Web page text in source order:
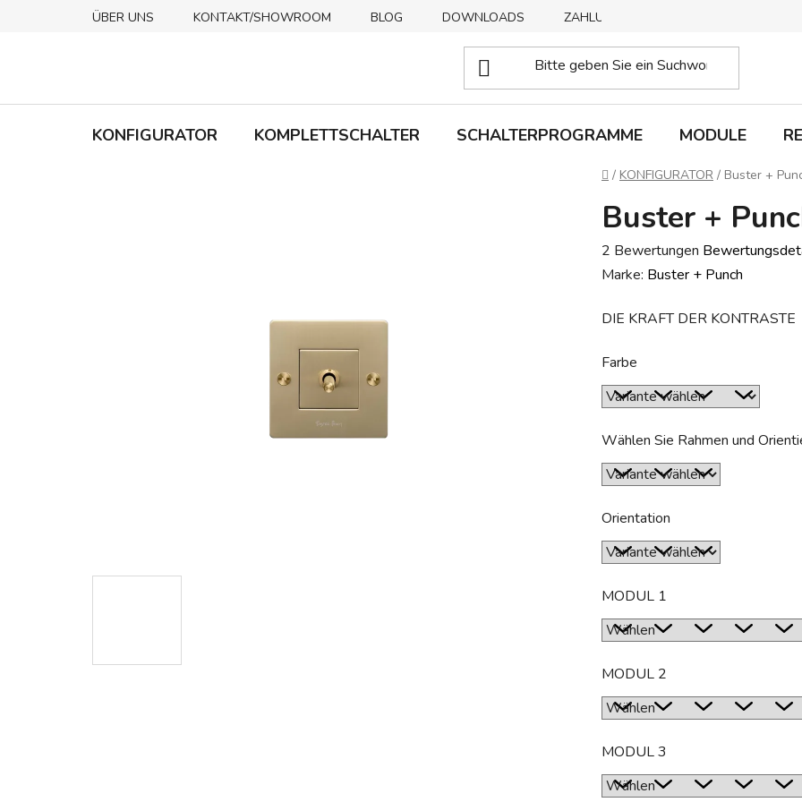
ÜBER UNS KONTAKT/SHOWROOM BLOG DOWNLOADS ZAHLUNGSMETHODEN
KONFIGURATOR KOMPLETTSCHALTER SCHALTERPROGRAMME MODULE
Startseite
/ KONFIGURATOR / Buster +
Buster +
Die
durchschnittliche
ist
von
5
2 Bewertungen
Marke: Buster + Punch
DIE KRAFT DER KONTRASTE
Farbe
Wählen Sie Rahmen und
Orientation
MODUL 1
MODUL 2
MODUL 3